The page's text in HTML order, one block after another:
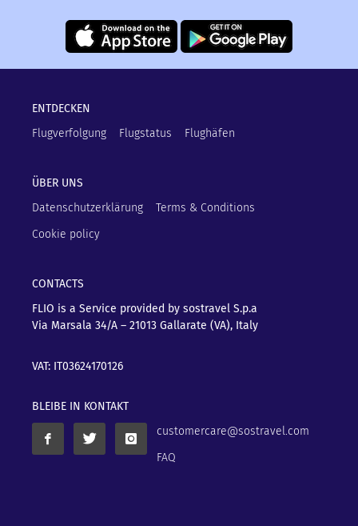
ENTDECKEN
Flugverfolgung
Flugstatus Flughäfen
ÜBER UNS
Datenschutzerklärung
Terms & Conditions
Cookie policy
CONTACTS
FLIO is a Service provided by sostravel S.p.a
Via Marsala 34/A – 21013 Gallarate (VA), Italy
VAT: IT03624170126
BLEIBE IN KONTAKT
customercare@sostravel.com
FAQ